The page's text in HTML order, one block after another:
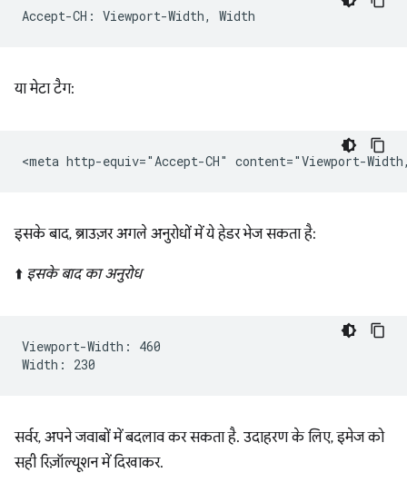
या मेटा टैग:
इसके बाद, ब्राउज़र अगले अनुरोधों में ये हेडर भेज सकता है:
⬆️ इसके बाद का अनुरोध
Viewport-Width: 460
सर्वर, अपने जवाबों में बदलाव कर सकता है. उदाहरण के लिए, इमेज को
सही रिज़ॉल्यूशन में दिखाकर.